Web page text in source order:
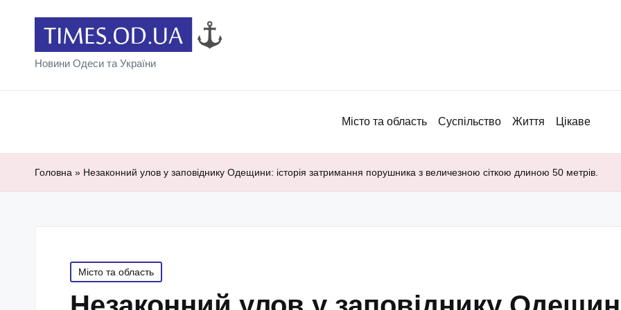
Новини Одеси та України
Місто та область Суспільство Життя Цікаве
Головна » Незаконний улов у заповіднику Одещини: історія затримання порушника з величезною сіткою длиною 50 метрів.
Posted
in
Місто та область